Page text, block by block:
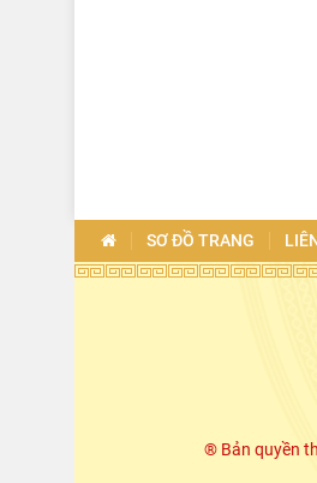
SƠ ĐỒ TRANG
® Bản quyền